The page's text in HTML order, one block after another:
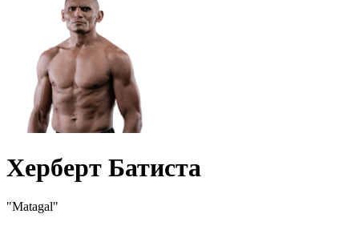
Херберт Батиста
"Matagal"